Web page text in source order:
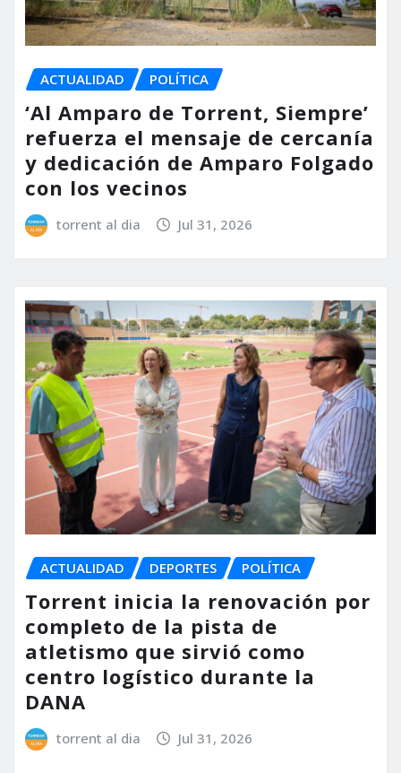
ACTUALIDAD POLÍTICA
‘Al Amparo de Torrent, Siempre’
refuerza el mensaje de cercanía
y dedicación de Amparo Folgado
con los vecinos
torrent al dia Jul 31, 2026
ACTUALIDAD DEPORTES POLÍTICA
Torrent inicia la renovación por
completo de la pista de
atletismo que sirvió como
centro logístico durante la
DANA
torrent al dia Jul 31, 2026